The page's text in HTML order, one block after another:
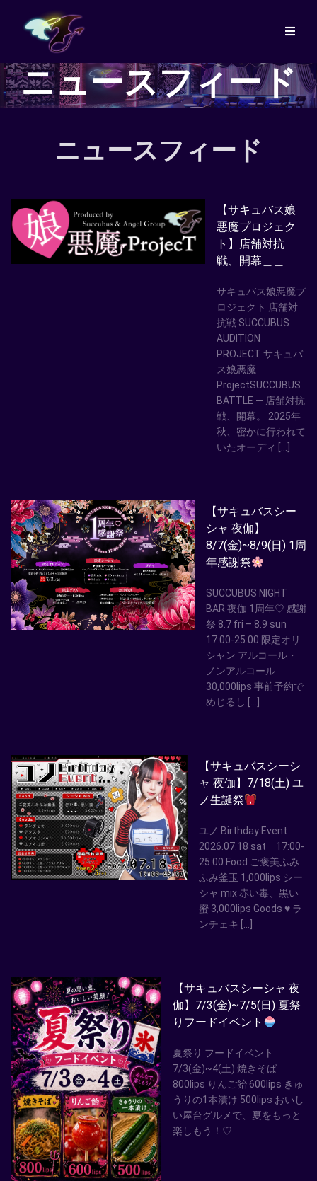
ニュースフィード
ニュースフィード
【サキュバス娘
悪魔プロジェク
ト】店舗対抗
戦、開幕＿＿
サキュバス娘悪魔プ
ロジェクト 店舗対
抗戦 SUCCUBUS
AUDITION
PROJECT サキュバ
ス娘悪魔
ProjectSUCCUBUS
BATTLE — 店舗対抗
戦、開幕。 2025年
秋、密かに行われて
いたオーディ […]
【サキュバスシー
シャ 夜伽】
8/7(金)~8/9(日) 1周
年感謝祭
SUCCUBUS NIGHT
BAR 夜伽 1周年♡ 感謝
祭 8.7 fri – 8.9 sun
17:00-25:00 限定オリ
シャン アルコール・
ノンアルコール
30,000lips 事前予約で
めじるし […]
【サキュバスシーシ
ャ 夜伽】7/18(土) ユ
ノ生誕祭
ユノ Birthday Event
2026.07.18 sat 17:00-
25:00 Food ご褒美ふみ
ふみ釜玉 1,000lips シー
シャ mix 赤い毒、黒い
蜜 3,000lips Goods ♥ ラ
ンチェキ […]
【サキュバスシーシャ 夜
伽】7/3(金)~7/5(日) 夏祭
りフードイベント
夏祭り フードイベント
7/3(金)~4(土) 焼きそば
800lips りんご飴 600lips きゅ
うりの1本漬け 500lips おいし
い屋台グルメで、夏をもっと
楽しもう！♡